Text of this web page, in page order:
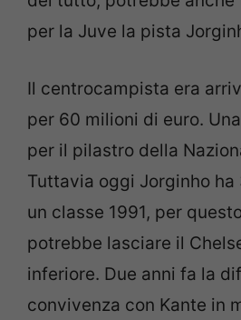
per la Juve la pista
Il centrocampista era
per 60 milioni di euro.
per il pilastro della
Tuttavia oggi Jorginho ha
un classe 1991, per
potrebbe lasciare il
inferiore. Due anni fa la
convivenza con Kante in